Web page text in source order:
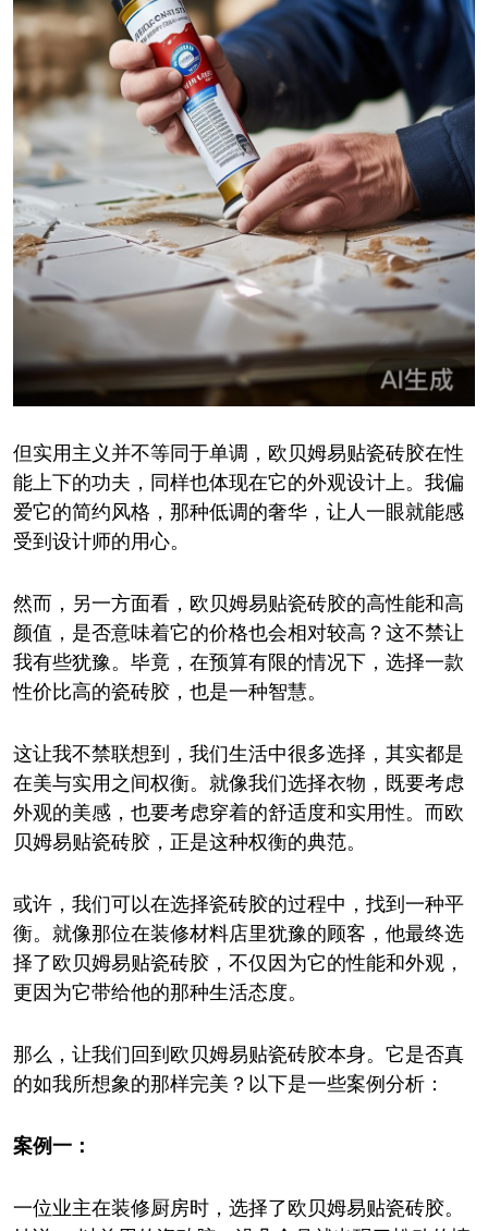
但实用主义并不等同于单调，欧贝姆易贴瓷砖胶在性
能上下的功夫，同样也体现在它的外观设计上。我偏
爱它的简约风格，那种低调的奢华，让人一眼就能感
受到设计师的用心。
然而，另一方面看，欧贝姆易贴瓷砖胶的高性能和高
颜值，是否意味着它的价格也会相对较高？这不禁让
我有些犹豫。毕竟，在预算有限的情况下，选择一款
性价比高的瓷砖胶，也是一种智慧。
这让我不禁联想到，我们生活中很多选择，其实都是
在美与实用之间权衡。就像我们选择衣物，既要考虑
外观的美感，也要考虑穿着的舒适度和实用性。而欧
贝姆易贴瓷砖胶，正是这种权衡的典范。
或许，我们可以在选择瓷砖胶的过程中，找到一种平
衡。就像那位在装修材料店里犹豫的顾客，他最终选
择了欧贝姆易贴瓷砖胶，不仅因为它的性能和外观，
更因为它带给他的那种生活态度。
那么，让我们回到欧贝姆易贴瓷砖胶本身。它是否真
的如我所想象的那样完美？以下是一些案例分析：
案例一：
一位业主在装修厨房时，选择了欧贝姆易贴瓷砖胶。